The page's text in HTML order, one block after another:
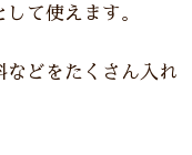
て使えます。
などをたくさん入れ